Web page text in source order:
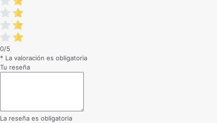
0/5
* La valoración es obligatoria
Tu reseña
La reseña es obligatoria